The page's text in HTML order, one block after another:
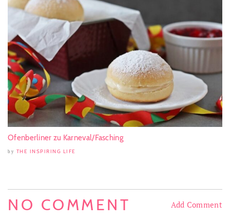
Ofenberliner zu Karneval/Fasching
by THE INSPIRING LIFE
NO COMMENT Add Comment